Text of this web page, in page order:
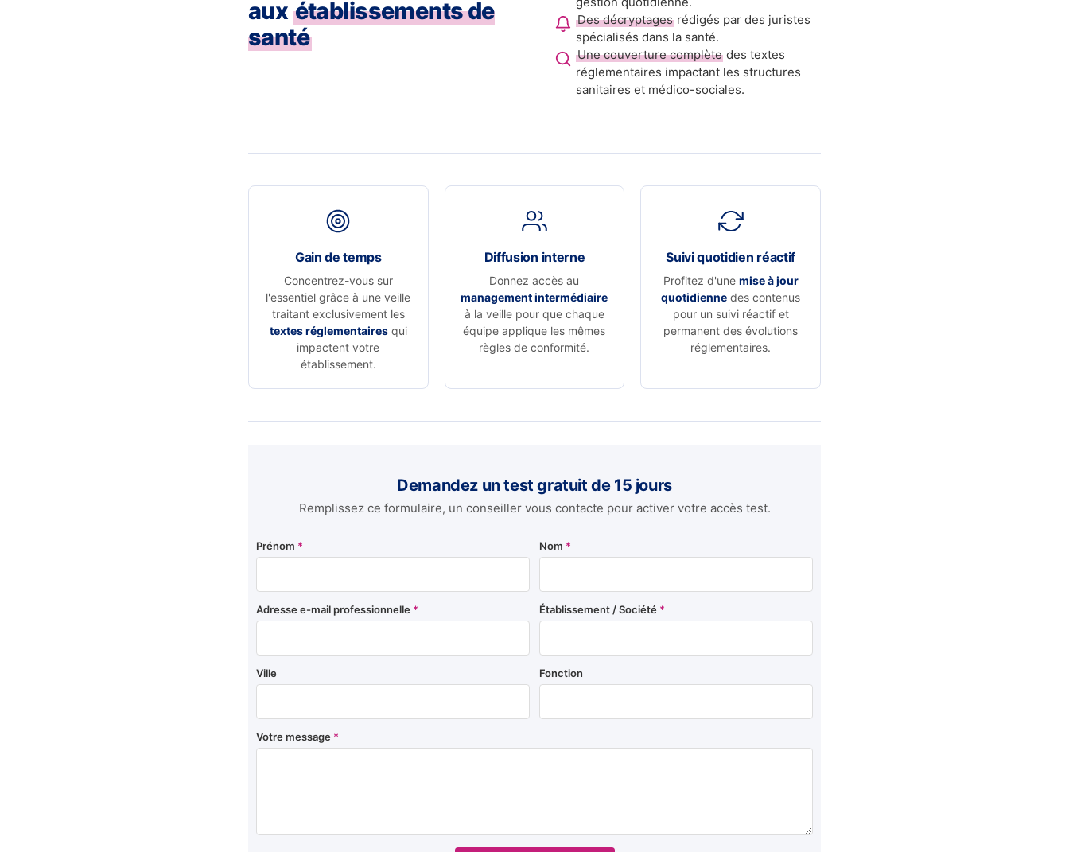
aux établissements de
santé
Des décryptages rédigés par des juristes
spécialisés dans la santé.
Une couverture complète des textes
réglementaires impactant les structures
sanitaires et médico-sociales.
Gain de temps
Concentrez-vous sur
l'essentiel grâce à une veille
traitant exclusivement les
textes réglementairesqui
impactent votre
établissement.
Diffusion interne
Donnez accès au
management intermédiaire
à la veille pour que chaque
équipe applique les mêmes
règles de conformité.
Suivi quotidien réactif
Profitez d'une mise à jour
quotidienne des contenus
pour un suivi réactif et
permanent des évolutions
réglementaires.
Demandez un test gratuit de 15 jours
Remplissez ce formulaire, un conseiller vous contacte pour activer votre accès test.
Prénom * Nom *
Adresse e-mail professionnelle * Établissement / Société *
Ville Fonction
Votre message *